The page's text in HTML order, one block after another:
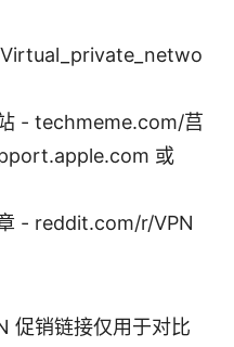
- techmeme.com/莒
或
- reddit.com/r/VPN
促销链接仅用于对比